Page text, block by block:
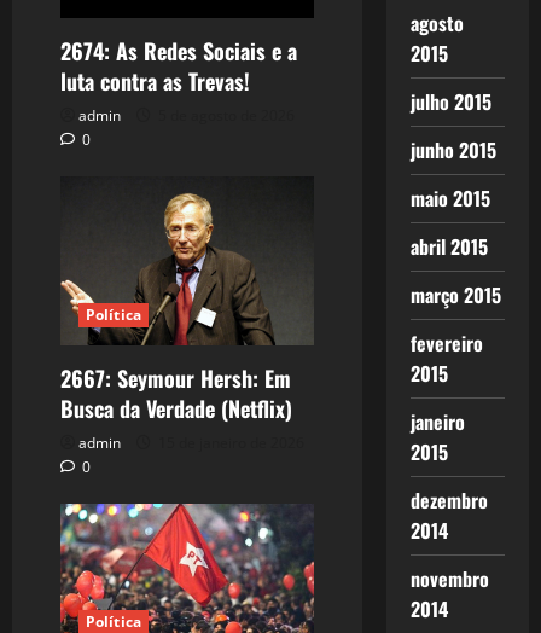
2674: As Redes Sociais e a
luta contra as Trevas!
admin
0
Política
2667: Seymour Hersh: Em
Busca da Verdade (Netflix)
admin
0
Política
agosto
2015
julho 2015
junho 2015
maio 2015
abril 2015
março 2015
fevereiro
2015
janeiro
2015
dezembro
2014
novembro
2014